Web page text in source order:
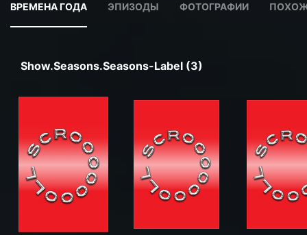
ВРЕМЕНА ГОДА ЭПИЗОДЫ ФОТОГРАФИИ
Show.seasons.seasons-Label (3)